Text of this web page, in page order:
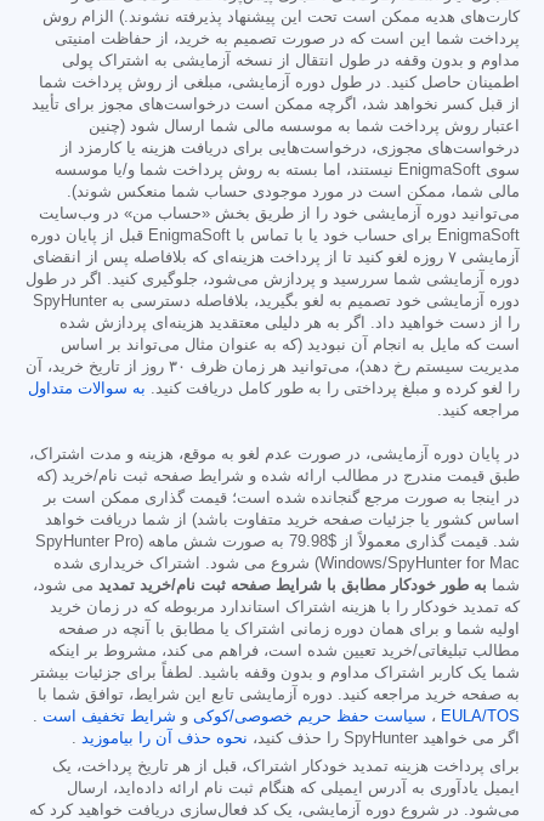
کارت‌های هدیه ممکن است تحت این پیشنهاد پذیرفته نشوند.) الزام روش
پرداخت شما این است که در صورت تصمیم به خرید، از حفاظت امنیتی
مداوم و بدون وقفه در طول انتقال از نسخه آزمایشی به اشتراک پولی
اطمینان حاصل کنید. در طول دوره آزمایشی، مبلغی از روش پرداخت شما
از قبل کسر نخواهد شد، اگرچه ممکن است درخواست‌های مجوز برای تأیید
اعتبار روش پرداخت شما به موسسه مالی شما ارسال شود (چنین
درخواست‌های مجوزی، درخواست‌هایی برای دریافت هزینه یا کارمزد از
سوی EnigmaSoft نیستند، اما بسته به روش پرداخت شما و/یا موسسه
مالی شما، ممکن است در مورد موجودی حساب شما منعکس شوند).
می‌توانید دوره آزمایشی خود را از طریق بخش «حساب من» در وب‌سایت
EnigmaSoft برای حساب خود یا با تماس با EnigmaSoft قبل از پایان دوره
آزمایشی ۷ روزه لغو کنید تا از پرداخت هزینه‌ای که بلافاصله پس از انقضای
دوره آزمایشی شما سررسید و پردازش می‌شود، جلوگیری کنید. اگر در طول
دوره آزمایشی خود تصمیم به لغو بگیرید، بلافاصله دسترسی به SpyHunter
را از دست خواهید داد. اگر به هر دلیلی معتقدید هزینه‌ای پردازش شده
است که مایل به انجام آن نبودید (که به عنوان مثال می‌تواند بر اساس
مدیریت سیستم رخ دهد)، می‌توانید هر زمان ظرف ۳۰ روز از تاریخ خرید، آن
را لغو کرده و مبلغ پرداختی را به طور کامل دریافت کنید. به سوالات متداول
مراجعه کنید.
در پایان دوره آزمایشی، در صورت عدم لغو به موقع، هزینه و مدت اشتراک،
طبق قیمت مندرج در مطالب ارائه شده و شرایط صفحه ثبت نام/خرید (که
در اینجا به صورت مرجع گنجانده شده است؛ قیمت گذاری ممکن است بر
اساس کشور یا جزئیات صفحه خرید متفاوت باشد) از شما دریافت خواهد
شد. قیمت گذاری معمولاً از $79.98
به صورت شش ماهه (SpyHunter Pro
Windows/SpyHunter for Mac) شروع می شود. اشتراک خریداری شده
شما به طور خودکار مطابق با شرایط صفحه ثبت نام/خرید تمدید می شود،
که تمدید خودکار را با هزینه اشتراک استاندارد مربوطه که در زمان خرید
اولیه شما و برای همان دوره زمانی اشتراک یا مطابق با آنچه در صفحه
مطالب تبلیغاتی/خرید تعیین شده است، فراهم می کند، مشروط بر اینکه
شما یک کاربر اشتراک مداوم و بدون وقفه باشید. لطفاً برای جزئیات بیشتر
به صفحه خرید مراجعه کنید. دوره آزمایشی تابع این شرایط، توافق شما با
EULA/TOS ، سیاست حفظ حریم خصوصی/کوکی و شرایط تخفیف است .
اگر می خواهید SpyHunter را حذف کنید،
نحوه حذف آن را بیاموزید .
برای پرداخت هزینه تمدید خودکار اشتراک، قبل از هر تاریخ پرداخت، یک
ایمیل یادآوری به آدرس ایمیلی که هنگام ثبت نام ارائه داده‌اید، ارسال
می‌شود. در شروع دوره آزمایشی، یک کد فعال‌سازی دریافت خواهید کرد که